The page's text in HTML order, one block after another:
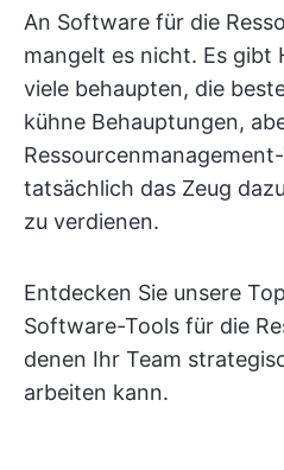
An Software für die
mangelt es nicht. Es gibt
viele behaupten, die
kühne Behauptungen,
tatsächlich das Zeug
zu verdienen.
Entdecken Sie unsere
Software-Tools für die
denen Ihr Team
arbeiten kann.